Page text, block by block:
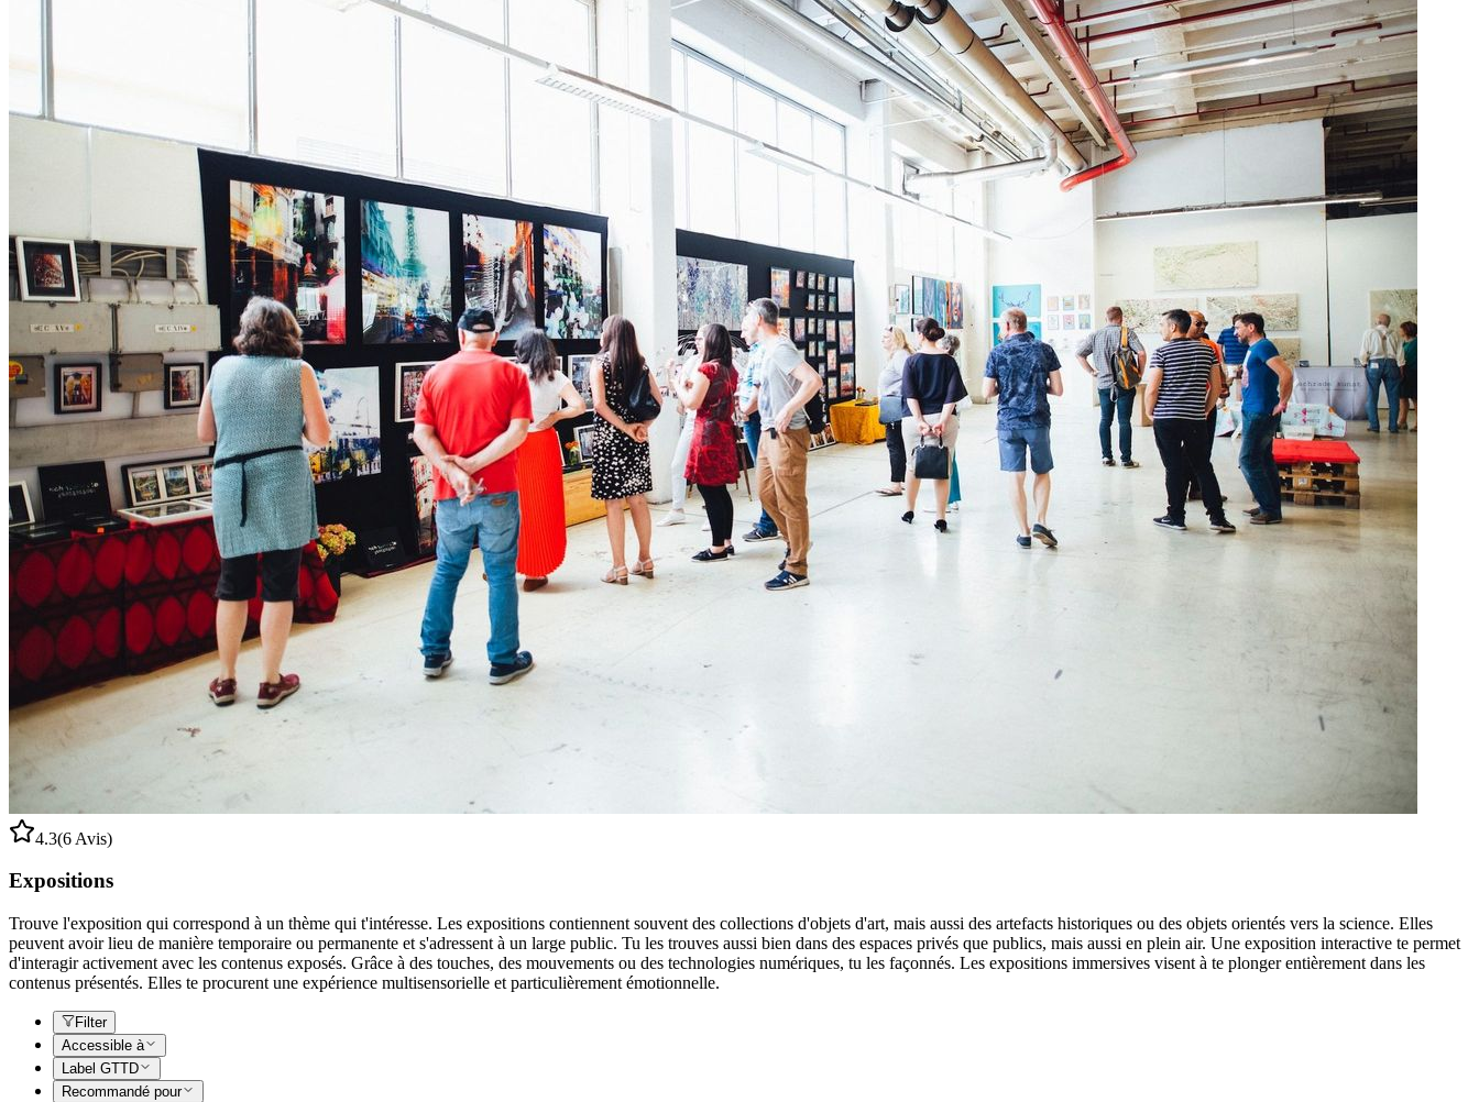
4.3(6 Avis)
Expositions
Trouve l'exposition qui correspond à un thème qui t'intéresse. Les expositions contiennent souvent des collections d'objets d'art, mais aussi des artefacts historiques ou des objets orientés vers la science. Elles
peuvent avoir lieu de manière temporaire ou permanente et s'adressent à un large public. Tu les trouves aussi bien dans des espaces privés que publics, mais aussi en plein air. Une exposition interactive te permet
d'interagir activement avec les contenus exposés. Grâce à des touches, des mouvements ou des technologies numériques, tu les façonnés. Les expositions immersives visent à te plonger entièrement dans les
contenus présentés. Elles te procurent une expérience multisensorielle et particulièrement émotionnelle.
Filter
Accessible à
Label GTTD
Recommandé pour